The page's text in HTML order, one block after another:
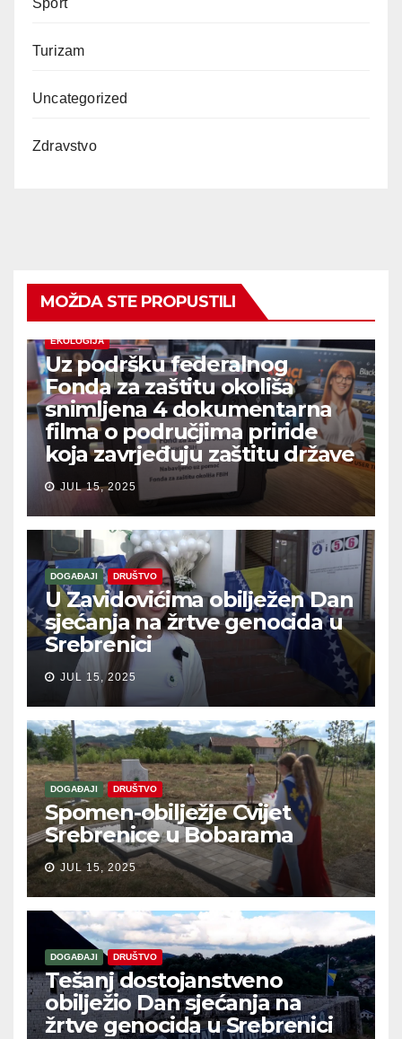
Turizam
Uncategorized
Zdravstvo
MOŽDA STE PROPUSTILI
EKOLOGIJA
Uz podršku federalnog
Fonda za zaštitu okoliša
snimljena 4 dokumentarna
filma o područjima priride
koja zavrjeđuju zaštitu države
JUL 15, 2025
DOGAĐAJI DRUŠTVO
U Zavidovićima obilježen Dan
sjećanja na žrtve genocida u
Srebrenici
JUL 15, 2025
DOGAĐAJI DRUŠTVO
Spomen-obilježje Cvijet
Srebrenice u Bobarama
JUL 15, 2025
DOGAĐAJI DRUŠTVO
Tešanj dostojanstveno
obilježio Dan sjećanja na
žrtve genocida u Srebrenici